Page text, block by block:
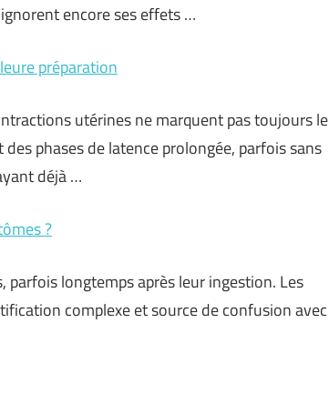
encore ses effets …
préparation
utérines ne marquent pas toujours le
phases de latence prolongée, parfois sans
déjà …
?
longtemps après leur ingestion. Les
complexe et source de confusion avec